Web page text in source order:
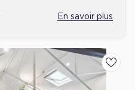
En savoir plus